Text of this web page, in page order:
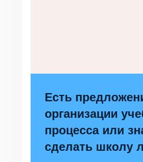
Есть
организации
процесса или
сделать школу